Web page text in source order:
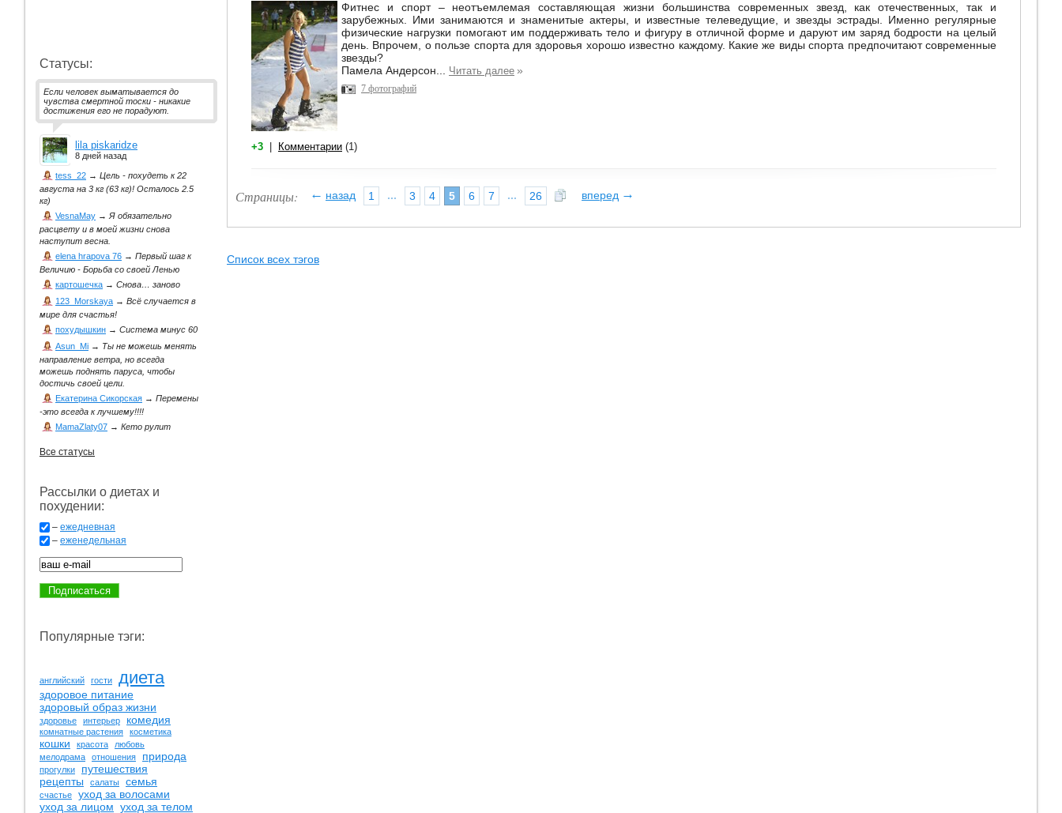
Фитнес и спорт – неотъемлемая составляющая жизни большинства современных звезд, как отечественных, так и
зарубежных. Ими занимаются и знаменитые актеры, и известные телеведущие, и звезды эстрады. Именно регулярные
физические нагрузки помогают им поддерживать тело и фигуру в отличной форме и даруют им заряд бодрости на целый
день. Впрочем, о пользе спорта для здоровья хорошо известно каждому. Какие же виды спорта предпочитают современные
звезды?
Памела Андерсон... Читать далее »
7 фотографий
+3 Комментарии (1)
Страницы: назад
← 1 ... 3 4 5 6 7 ... 26 вперед →
Список всех тэгов
Статусы:
Если человек выматывается до
чувства смертной тоски - никакие
достижения его не порадуют.
lila piskaridze
8 дней назад
tess_22 → Цель - похудеть к 22
августа на 3 кг (63 кг)! Осталось 2.5
кг)
VesnaMay →Я обязательно
расцвету и в моей жизни снова
наступит весна.
elena hrapova 76 → Первый шаг к
Величию - Борьба со своей Ленью
картошечка → Снова… заново
123_Morskaya → Всё случается в
мире для счастья!
похудышкин → Система минус 60
Asun_Mi → Ты не можешь менять
направление ветра, но всегда
можешь поднять паруса, чтобы
достичь своей цели.
Екатерина Сикорская → Перемены
-это всегда к лучшему!!!!
MamaZlaty07 → Кето рулит
Все статусы
Рассылки о диетах и
похудении:
– ежедневная
– еженедельная
Популярные тэги:
английский гости диета
здоровое питание
здоровый образ жизни
здоровье интерьер комедия
комнатные растения косметика
кошки красота
любовь
мелодрама
отношения природа
прогулки
путешествия
рецепты
салаты семья
счастье
уход за волосами
уход за лицом уход за телом